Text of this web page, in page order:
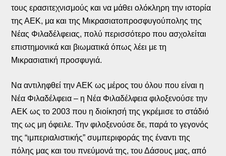
τους ερασιτεχνισμούς και να μάθει ολόκληρη την ιστορία
της ΑΕΚ, μα και της Μικρασιατοπροσφυγούπολης της
Νέας Φιλαδέλφειας, πολύ περισσότερο που ασχολείται
επιστημονικά και βιωματικά όπως λέει με τη
Μικρασιατική προσφυγιά.
Να αντιληφθεί την ΑΕΚ ως μέρος του όλου που είναι η
Νέα Φιλαδέλφεια – η Νέα Φιλαδέλφεια φιλοξενούσε την
ΑΕΚ ως το 2003 που η διοίκησή της γκρέμισε το στάδιό
της ως μη όφειλε. Την φιλοξενούσε δε, παρά το γεγονός
της “ιμπεριαλιστικής” συμπεριφοράς της έναντι της
πόλης μας και του πνεύμονά της, του Δάσους μας, από